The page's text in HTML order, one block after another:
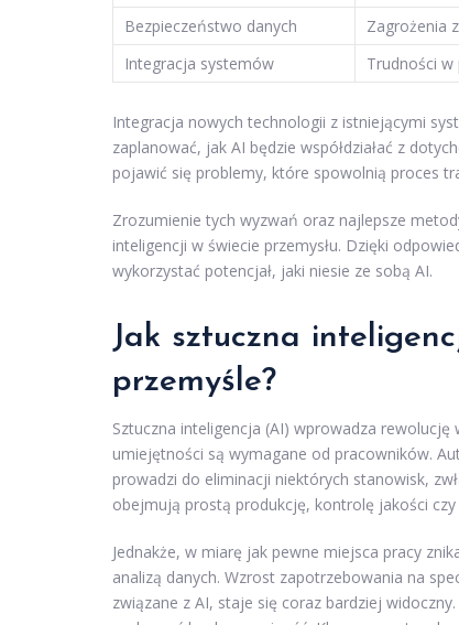
Bezpieczeństwo danych
Zagrożenia
Integracja systemów
Trudności w
Integracja nowych technologii z istniejącymi
zaplanować, jak AI będzie współdziałać z
pojawić się problemy, które spowolnią proces
Zrozumienie tych wyzwań oraz najlepsze
inteligencji w świecie przemysłu. Dzięki
wykorzystać potencjał, jaki niesie ze sobą AI.
Jak sztuczna
przemyśle?
Sztuczna inteligencja (AI) wprowadza
umiejętności są wymagane od pracowników.
prowadzi do eliminacji niektórych stanowisk,
obejmują prostą produkcję, kontrolę jakości
Jednakże, w miarę jak pewne miejsca pracy
analizą danych. Wzrost zapotrzebowania na
związane z AI, staje się coraz bardziej